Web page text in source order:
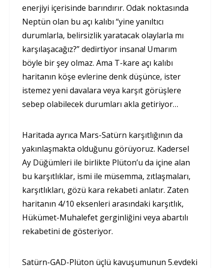
enerjiyi içerisinde barındırır. Odak noktasında
Neptün olan bu açı kalıbı “yine yanıltıcı
durumlarla, belirsizlik yaratacak olaylarla mı
karşılaşacağız?” dedirtiyor insana! Umarım
böyle bir şey olmaz. Ama T-kare açı kalıbı
haritanın köşe evlerine denk düşünce, ister
istemez yeni davalara veya karşıt görüşlere
sebep olabilecek durumları akla getiriyor…
Haritada ayrıca Mars-Satürn karşıtlığının da
yakınlaşmakta olduğunu görüyoruz. Kadersel
Ay Düğümleri ile birlikte Plüton’u da içine alan
bu karşıtlıklar, ismi ile müsemma, zıtlaşmaları,
karşıtlıkları, gözü kara rekabeti anlatır. Zaten
haritanın 4/10 eksenleri arasındaki karşıtlık,
Hükümet-Muhalefet gerginliğini veya abartılı
rekabetini de gösteriyor.
Satürn-GAD-Plüton üçlü kavuşumunun 5.evdeki